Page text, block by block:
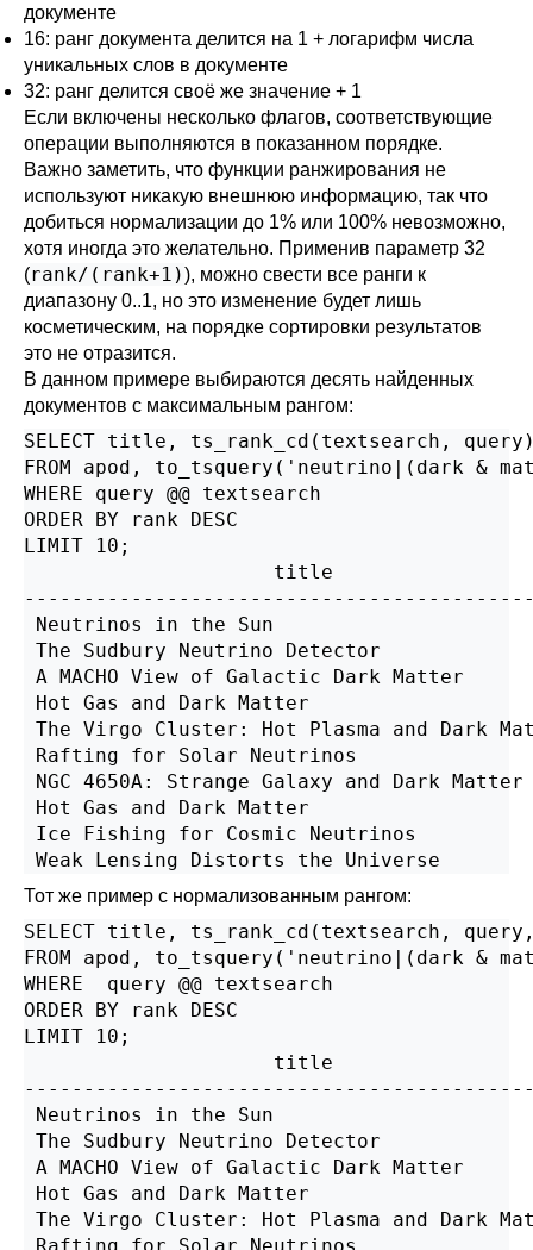
документе
16: ранг документа делится на 1 + логарифм числа
уникальных слов в документе
32: ранг делится своё же значение + 1
Если включены несколько флагов, соответствующие
операции выполняются в показанном порядке.
Важно заметить, что функции ранжирования не
используют никакую внешнюю информацию, так что
добиться нормализации до 1% или 100% невозможно,
хотя иногда это желательно. Применив параметр 32
(rank/(rank+1)), можно свести все ранги к
диапазону 0..1, но это изменение будет лишь
косметическим, на порядке сортировки результатов
это не отразится.
В данном примере выбираются десять найденных
документов с максимальным рангом:
SELECT title, ts_rank_cd(textsearch,
FROM apod, to_tsquery('neutrino|(dark &
WHERE query @@ textsearch
ORDER BY rank DESC
LIMIT 10;
title
Neutrinos in the Sun
The Sudbury Neutrino Detector
A MACHO View of Galactic Dark Matter
Hot Gas and Dark Matter
The Virgo Cluster: Hot Plasma and Dark
Rafting for Solar Neutrinos
NGC 4650A: Strange Galaxy and Dark
Hot Gas and Dark Matter
Ice Fishing for Cosmic Neutrinos
Тот же пример с нормализованным рангом:
SELECT title, ts_rank_cd(textsearch,
FROM apod, to_tsquery('neutrino|(dark &
WHERE  query @@ textsearch
ORDER BY rank DESC
LIMIT 10;
title
Neutrinos in the Sun
The Sudbury Neutrino Detector
A MACHO View of Galactic Dark Matter
Hot Gas and Dark Matter
The Virgo Cluster: Hot Plasma and Dark